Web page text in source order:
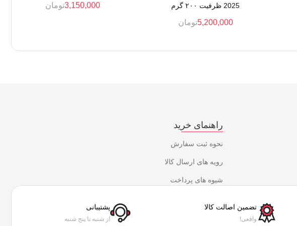
2025 ظرفیت ۲۰۰ گرم
5,200,000تومان
3,150,000تومان
راهنمای خرید
نحوه ثبت سفارش
رویه های ارسال کالا
شیوه های پرداخت
تضمین اصالت کالا
واقعی!
پشتیبانی
از شنبه تا پنج شنبه